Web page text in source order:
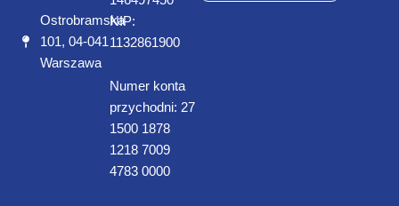
Ostrobramska
101, 04-041
Warszawa
NIP:
1132861900
Numer konta
przychodni: 27
1500 1878
1218 7009
4783 0000